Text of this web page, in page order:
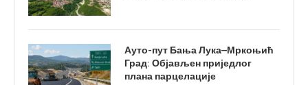
Ауто-пут Бања Лука–Мркоњић
Град: Објављен приједлог
плана парцелације